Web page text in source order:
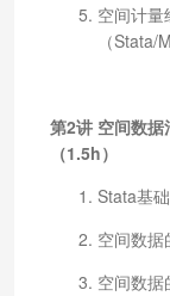
空间计量
（Stata/
第2讲 空间数据
（1.5h）
Stata基
空间数据
空间数据